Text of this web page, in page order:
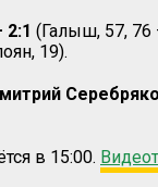
2:1 (Галыш, 57, 76
19).
в 15:00.